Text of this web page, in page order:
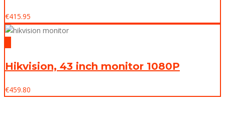
€415.95
Hikvision, 43 inch monitor 1080P
€459.80